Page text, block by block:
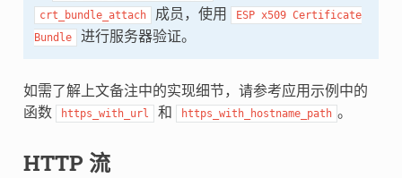
crt_bundle_attach 成员，使用 ESP x509 Certificate
Bundle
进行服务器验证。
如需了解上文备注中的实现细节，请参考应用示例中的
函数
https_with_url 和 https_with_hostname_path 。
HTTP 流